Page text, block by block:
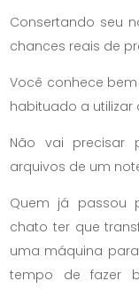
Consertando seu
chances reais de
Você conhece
habituado a utilizar
Não vai precisar
arquivos de um
Quem já passou
chato ter que
uma máquina
tempo de fazer